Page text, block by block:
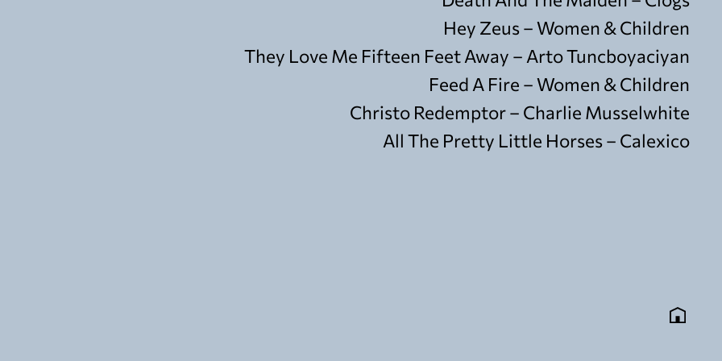
Hey Zeus – Women & Children
They Love Me Fifteen Feet Away – Arto Tuncboyaciyan
Feed A Fire – Women & Children
Christo Redemptor – Charlie Musselwhite
All The Pretty Little Horses – Calexico